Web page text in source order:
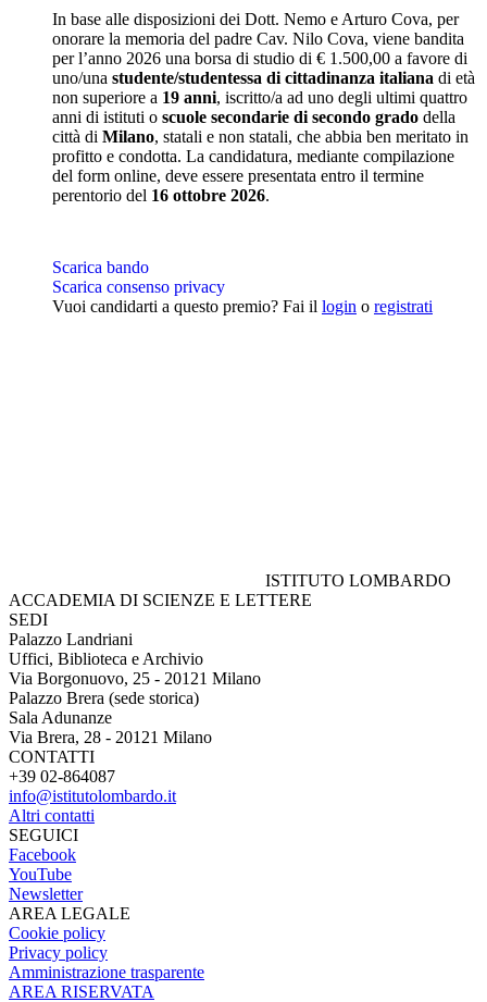
In base alle disposizioni dei Dott. Nemo e Arturo Cova, per
onorare la memoria del padre Cav. Nilo Cova, viene bandita
per l’anno 2026 una borsa di studio di € 1.500,00 a favore di
uno/una studente/studentessa di cittadinanza italiana di età
non superiore a 19 anni, iscritto/a ad uno degli ultimi quattro
anni di istituti o scuole secondarie di secondo grado della
città di Milano, statali e non statali, che abbia ben meritato in
profitto e condotta. La candidatura, mediante compilazione
del form online, deve essere presentata entro il termine
perentorio del 16 ottobre 2026.
Scarica bando
Scarica consenso privacy
Vuoi candidarti a questo premio? Fai il login o registrati
ISTITUTO LOMBARDO
ACCADEMIA DI SCIENZE E LETTERE
SEDI
Palazzo Landriani
Uffici, Biblioteca e Archivio
Via Borgonuovo, 25 - 20121 Milano
Palazzo Brera (sede storica)
Sala Adunanze
Via Brera, 28 - 20121 Milano
CONTATTI
+39 02-864087
info@istitutolombardo.it
Altri contatti
SEGUICI
Facebook
YouTube
Newsletter
AREA LEGALE
Cookie policy
Privacy policy
Amministrazione trasparente
AREA RISERVATA